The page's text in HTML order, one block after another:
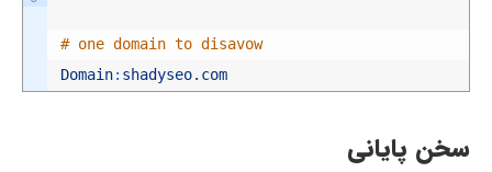
# one domain to disavow
Domain: shadyseo. com
سخن پایانی